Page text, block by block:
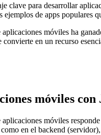
clave para desarrollar
de apps populares
aplicaciones móviles ha
en un recurso
móviles con
móviles
en el backend